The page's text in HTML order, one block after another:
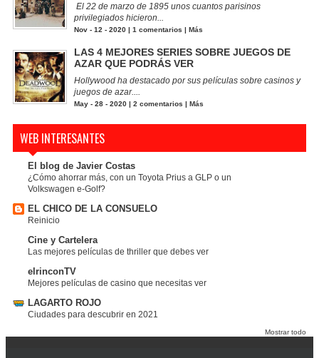
El 22 de marzo de 1895 unos cuantos parisinos
privilegiados hicieron...
Nov - 12 - 2020 | 1 comentarios | Más
LAS 4 MEJORES SERIES SOBRE JUEGOS DE
AZAR QUE PODRÁS VER
Hollywood ha destacado por sus películas sobre casinos y
juegos de azar....
May - 28 - 2020 | 2 comentarios | Más
WEB INTERESANTES
El blog de Javier Costas
¿Cómo ahorrar más, con un Toyota Prius a GLP o un
Volkswagen e-Golf?
EL CHICO DE LA CONSUELO
Reinicio
Cine y Cartelera
Las mejores películas de thriller que debes ver
elrinconTV
Mejores películas de casino que necesitas ver
LAGARTO ROJO
Ciudades para descubrir en 2021
Mostrar todo